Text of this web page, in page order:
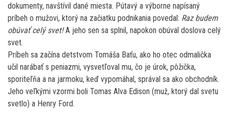
dokumenty, navštívil dané miesta. Pútavý a výborne napísaný
príbeh o mužovi, ktorý na začiatku podnikania povedal: Raz budem
obúvať celý svet!A jeho sen sa splnil, napokon obúval doslova celý
svet.
Príbeh sa začína detstvom Tomáša Baťu, ako ho otec odmalička
učil narábať s peniazmi, vysvetľoval mu, čo je úrok, pôžička,
sporiteľňa a na jarmoku, keď vypomáhal, správal sa ako obchodník.
Jeho veľkými vzormi boli Tomas Alva Edison (muž, ktorý dal svetu
svetlo) a Henry Ford.